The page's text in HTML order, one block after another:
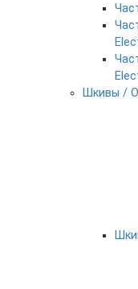
Шкивы /